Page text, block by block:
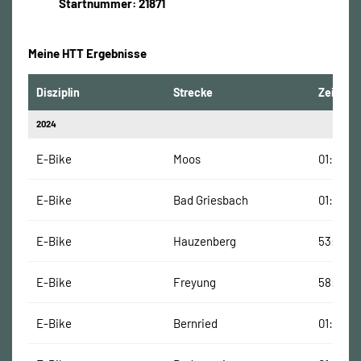
Startnummer: 21871
Meine HTT Ergebnisse
Disziplin Strecke Zeit
2024
E-Bike Moos
E-Bike Bad Griesbach
E-Bike Hauzenberg 53:00
E-Bike Freyung 58:00
E-Bike Bernried